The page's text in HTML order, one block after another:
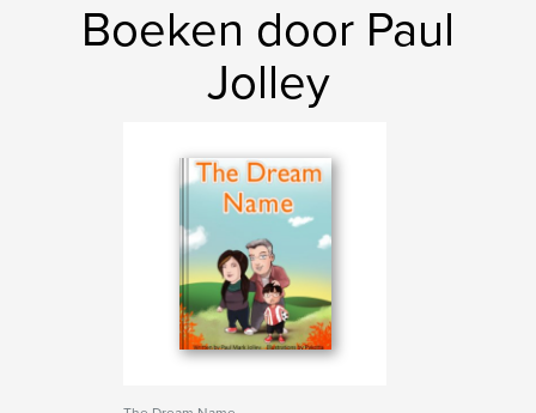
Boeken door Paul
Jolley